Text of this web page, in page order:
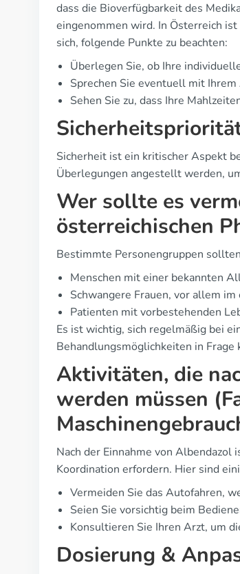
dass die Bioverfügbarkeit des
eingenommen wird. In Österreich
sich, folgende Punkte zu beachten:
Überlegen Sie, ob Ihre
Sprechen Sie eventuell mit
Sehen Sie zu, dass Ihre
Sicherheit ist ein kritischer Aspekt
Überlegungen angestellt werden,
Wer sollte es
österreichischen
Bestimmte Personengruppen
Menschen mit einer bekannten
Schwangere Frauen, vor allem
Patienten mit vorbestehenden
Es ist wichtig, sich regelmäßig bei
Behandlungsmöglichkeiten in Frage
Aktivitäten, die
werden müssen
Nach der Einnahme von
Koordination erfordern. Hier sind
Vermeiden Sie das Autofahren,
Seien Sie vorsichtig beim
Konsultieren Sie Ihren Arzt, um
Dosierung &